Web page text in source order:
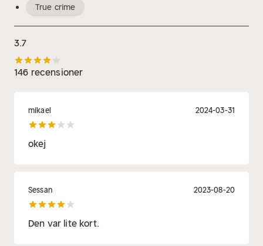
True crime
3.7
146 recensioner
mikael 2024-03-31
okej
Sessan 2023-08-20
Den var lite kort.